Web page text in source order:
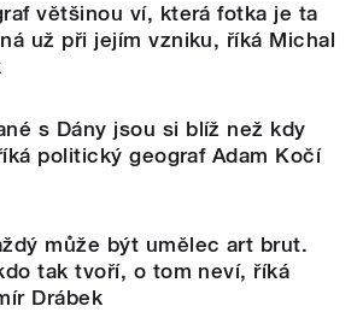
většinou ví, která fotka je ta
už při jejím vzniku, říká Michal
s Dány jsou si blíž než kdy
politický geograf Adam Kočí
může být umělec art brut.
tak tvoří, o tom neví, říká
Drábek